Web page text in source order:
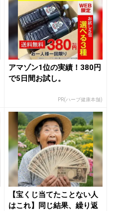
アマゾン1位の実績！380円
で5日間お試し。
PR(ハーブ健康本舗)
【宝くじ当てたことない人
はこれ】同じ結果、繰り返